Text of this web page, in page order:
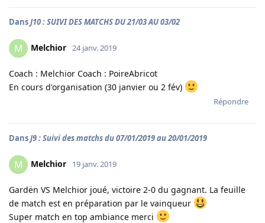
DansJ10 : SUIVI DES MATCHS DU 21/03 AU 03/02
M Melchior 24 janv. 2019
Coach : Melchior Coach : PoireAbricot
En cours d'organisation (30 janvier ou 2 fév)
Répondre
DansJ9 : Suivi des matchs du 07/01/2019 au 20/01/2019
M Melchior 19 janv. 2019
Gardën VS Melchior joué, victoire 2-0 du gagnant. La feuille
de match est en préparation par le vainqueur
Super match en top ambiance merci